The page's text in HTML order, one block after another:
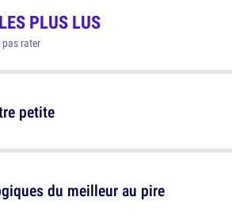
LES PLUS LUS
rater
petite
du meilleur au pire